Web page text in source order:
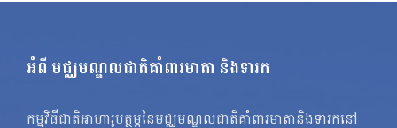
អំពី មជ្ឈមណ្ឌលជាតិគាំពារមាតា និងទារក
កម្មវិធីជាតិអាហារូបត្ថម្ភនៃមជ្ឈមណ្ឌលជាតិគាំពារមាតានិងទារកនៅ